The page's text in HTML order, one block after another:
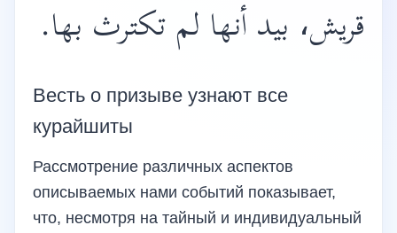
قريش، بيد أنها لم تكترث بها.
Весть о призыве узнают все
курайшиты
Рассмотрение различных аспектов
описываемых нами событий показывает,
что, несмотря на тайный и индивидуальный